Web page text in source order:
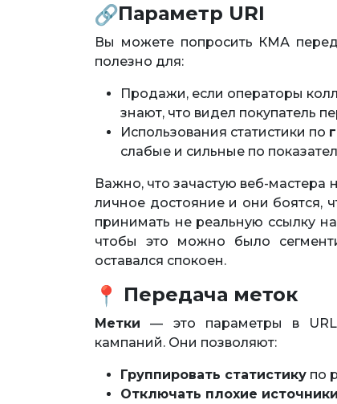
Параметр URI
Вы можете попросить КМА
полезно для:
Продажи, если операторы
знают, что видел покупатель
Использования статистики по
слабые и сильные по
Важно, что зачастую веб-мастера
личное достояние и они боятся,
принимать не реальную ссылку
чтобы это можно было
оставался спокоен.
Передача меток
Метки — это параметры в
кампаний. Они позволяют:
Группировать статистику по
Отключать плохие